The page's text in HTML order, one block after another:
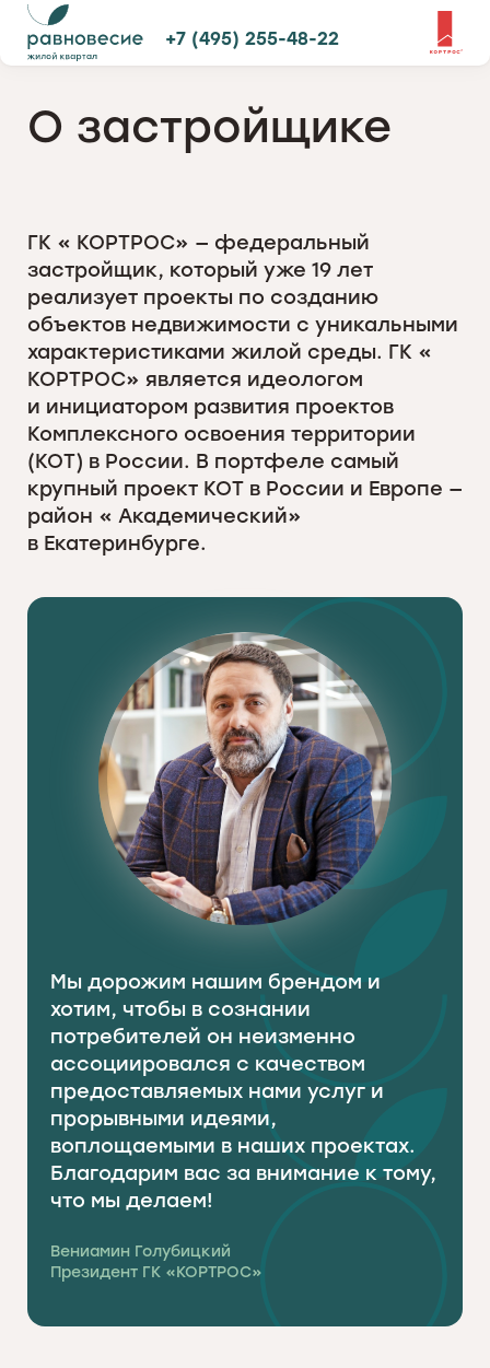
+7 (495) 255-48-22
О застройщике
ГК « КОРТРОС» — федеральный
застройщик, который уже 19 лет
реализует проекты по созданию
объектов недвижимости с уникальными
характеристиками жилой среды. ГК «
КОРТРОС» является идеологом
и инициатором развития проектов
Комплексного освоения территории
(КОТ) в России. В портфеле самый
крупный проект КОТ в России и Европе —
район « Академический»
в Екатеринбурге.
Мы дорожим нашим брендом и
хотим, чтобы в сознании
потребителей он неизменно
ассоциировался с качеством
предоставляемых нами услуг и
прорывными идеями,
воплощаемыми в наших проектах.
Благодарим вас за внимание к тому,
что мы делаем!
Вениамин Голубицкий
Президент ГК «КОРТРОС»